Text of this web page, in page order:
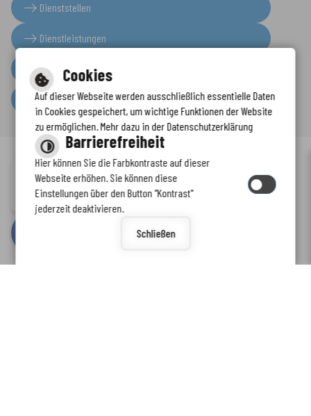
Dienststellen
Dienstleistungen
Presseinformationen
Serviceportal
Inhalt-Impressum-Datenschutzerklärung Kontaktformular -
Barrierefreiheit
bycm citymedia GmbH
Immer auf dem neuesten Stand
www.enkreis.de möchte Ihnen Benachrichtigungen senden
Cookies
Auf dieser Webseite werden ausschließlich essentielle Daten
in Cookies gespeichert, um wichtige Funktionen der Website
zu ermöglichen. Mehr dazu in der Datenschutzerklärung
Barrierefreiheit
Hier können Sie die Farbkontraste auf dieser
Webseite erhöhen. Sie können diese
Einstellungen über den Button "Kontrast"
jederzeit deaktivieren.
Schließen